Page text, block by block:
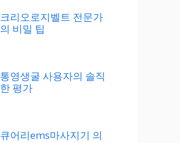
크리오로지벨트 전문가
의 비밀 팁
통영생굴 사용자의 솔직
한 평가
큐어리ems마사지기 의